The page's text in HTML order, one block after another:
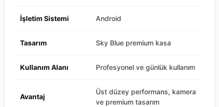
İşletim Sistemi Android
Tasarım Sky Blue premium kasa
Kullanım Alanı Profesyonel ve günlük kullanım
Avantaj
Üst düzey performans, kamera
ve premium tasarım